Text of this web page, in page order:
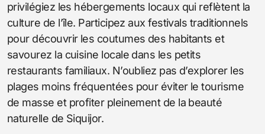
privilégiez les hébergements locaux qui reflètent la
culture de l’île. Participez aux festivals traditionnels
pour découvrir les coutumes des habitants et
savourez la cuisine locale dans les petits
restaurants familiaux. N’oubliez pas d’explorer les
plages moins fréquentées pour éviter le tourisme
de masse et profiter pleinement de la beauté
naturelle de Siquijor.